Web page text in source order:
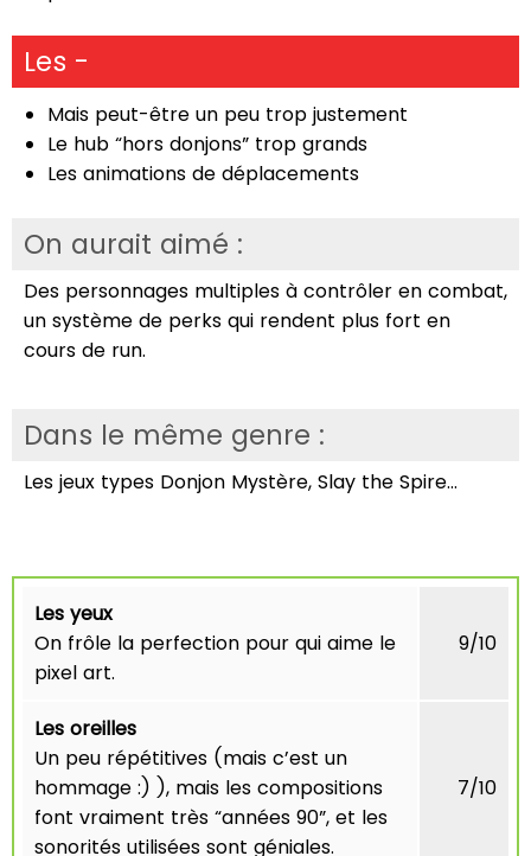
Les -
Mais peut-être un peu trop justement
Le hub “hors donjons” trop grands
Les animations de déplacements
On aurait aimé :
Des personnages multiples à contrôler en combat,
un système de perks qui rendent plus fort en
cours de run.
Dans le même genre :
Les jeux types Donjon Mystère, Slay the Spire…
Les yeux
On frôle la perfection pour qui aime le
pixel art.
9/10
Les oreilles
Un peu répétitives (mais c’est un
hommage :) ), mais les compositions
font vraiment très “années 90”, et les
sonorités utilisées sont géniales.
7/10